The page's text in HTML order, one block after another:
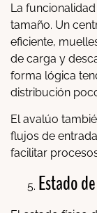
La
tamaño. Un
eficiente,
de carga y
forma lógica
distribución
El avalúo
flujos de
facilitar
Estado